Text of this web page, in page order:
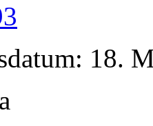
18.